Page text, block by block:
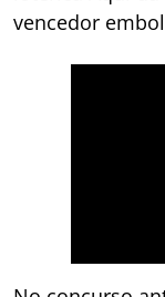
vencedor